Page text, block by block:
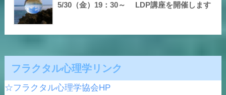
5/30（金）19：30～ LDP講座を開催します
フラクタル心理学リンク
☆フラクタル心理学協会HP